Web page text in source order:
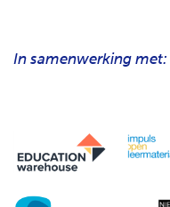
In samenwerking met: